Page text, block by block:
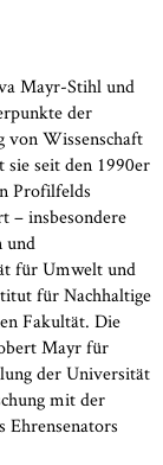
Mayr-Stihl und
der
von Wissenschaft
seit den 1990er
Profilfelds
– insbesondere
und
für Umwelt und
für Nachhaltige
Fakultät. Die
Mayr für
der Universität
mit der
Ehrensenators